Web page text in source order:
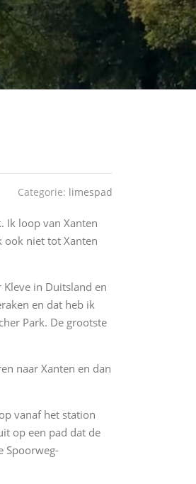
Categorie: limespad
Ik loop van Xanten
ook niet tot Xanten
in Duitsland en
en dat heb ik
Park. De grootste
naar Xanten en dan
vanaf het station
op een pad dat de
Spoorweg-